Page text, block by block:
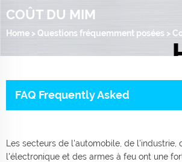
COÛT DU MIM
Home > Questions fréquemment posées >
FAQ Frequently Asked
Les secteurs de l'automobile, de l'industrie,
l'électronique et des armes à feu ont une